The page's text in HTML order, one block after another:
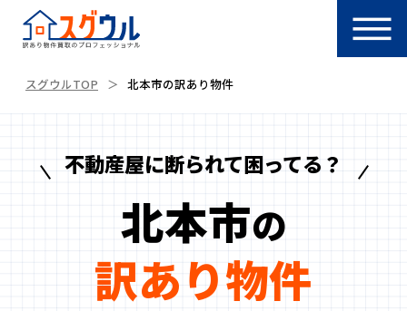
スグウルTOP 北本市の訳あり物件
不動産屋に断られて困ってる？
北本市の
訳あり物件